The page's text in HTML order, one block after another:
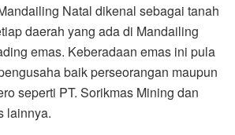
Natal dikenal sebagai tanah
daerah yang ada di Mandailing
emas. Keberadaan emas ini pula
baik perseorangan maupun
seperti PT. Sorikmas Mining dan
lainnya.